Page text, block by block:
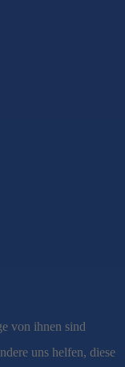
von ihnen sind
uns helfen, diese